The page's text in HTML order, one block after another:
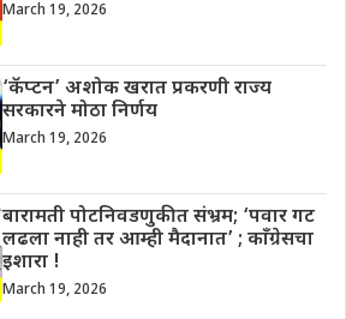
March 19, 2026
‘कॅप्टन’ अशोक खरात प्रकरणी राज्य
सरकारने मोठा निर्णय
March 19, 2026
बारामती पोटनिवडणुकीत संभ्रम; ‘पवार गट
लढला नाही तर आम्ही मैदानात’ ; काँग्रेसचा
इशारा !
March 19, 2026